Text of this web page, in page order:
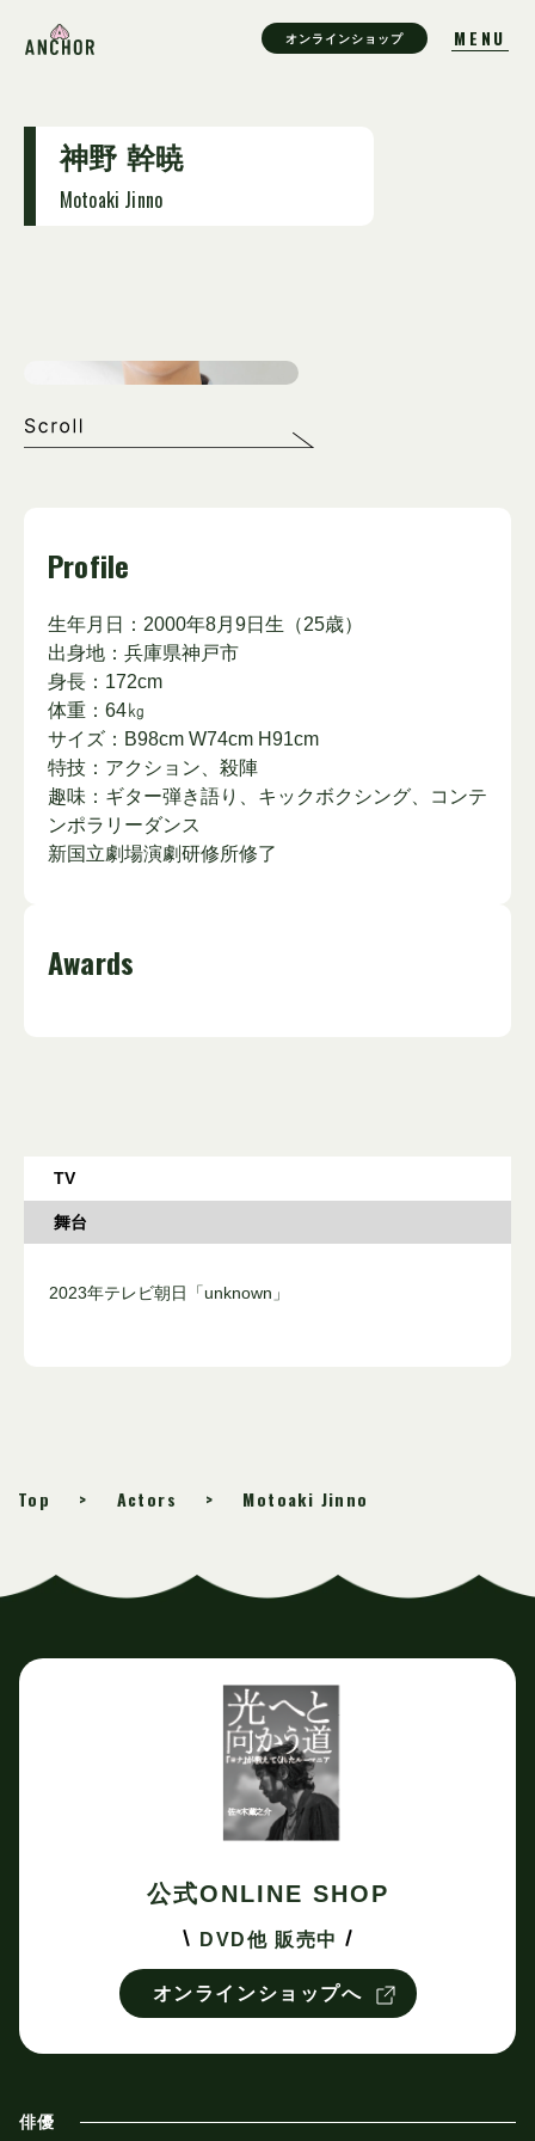
オンラインショップ
神野 幹暁
Motoaki Jinno
Profile
生年月日：2000年8月9日生（25歳）
出身地：兵庫県神戸市
身長：172cm
体重：64㎏
サイズ：B98cm W74cm H91cm
特技：アクション、殺陣
趣味：ギター弾き語り、キックボクシング、コンテ
ンポラリーダンス
新国立劇場演劇研修所修了
Awards
TV
舞台
2023年テレビ朝日「unknown」
Top Actors Motoaki Jinno
俳優
公式ONLINE SHOP
DVD他 販売中
オンラインショップへ